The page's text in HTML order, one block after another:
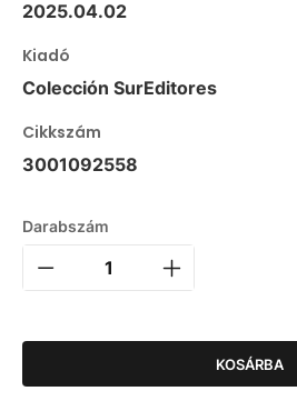
2025.04.02
Kiadó
Colección SurEditores
Cikkszám
3001092558
Darabszám
KOSÁRBA